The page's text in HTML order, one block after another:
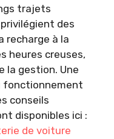
trajets
des
recharge à la
heures creuses,
la gestion. Une
fonctionnement
conseils
disponibles ici :
de voiture